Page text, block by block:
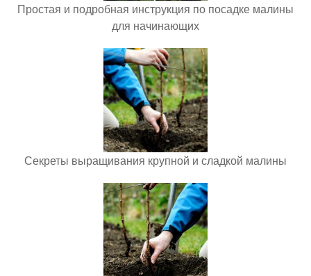
Простая и подробная инструкция по посадке малины
для начинающих
Секреты выращивания крупной и сладкой малины